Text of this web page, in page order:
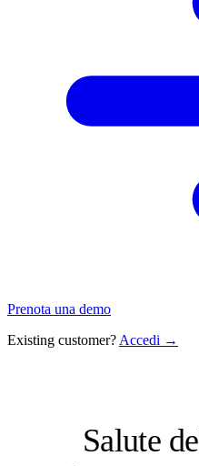
Prenota una demo
Existing customer? Accedi →
Salute